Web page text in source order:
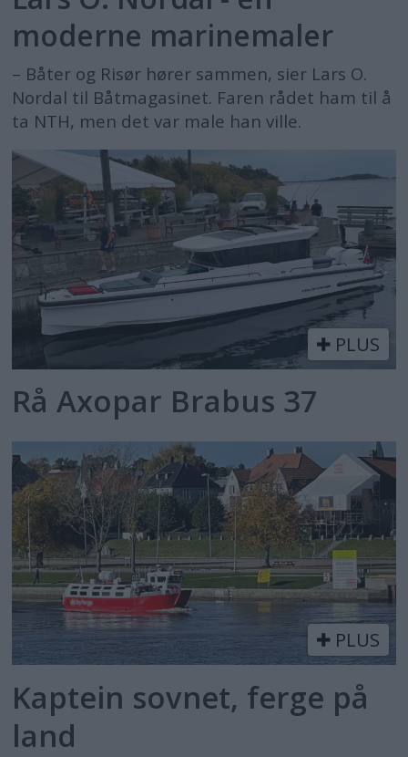
moderne marinemaler
– Båter og Risør hører sammen, sier Lars O.
Nordal til Båtmagasinet. Faren rådet ham til å
ta NTH, men det var male han ville.
PLUS
Rå Axopar Brabus 37
PLUS
Kaptein sovnet, ferge på
land